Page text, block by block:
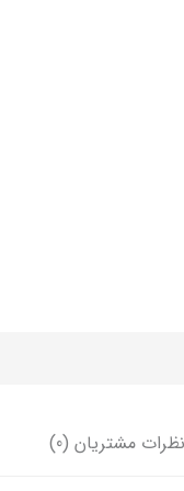
نظرات مشتریان (0)